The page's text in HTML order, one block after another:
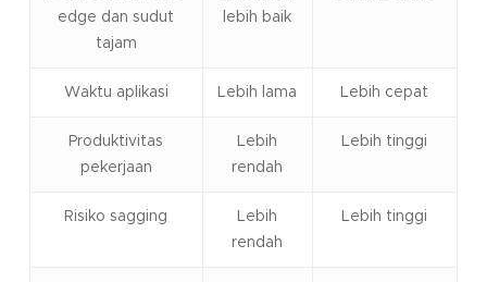
edge dan sudut
tajam
lebih baik
Waktu aplikasi Lebih lama Lebih cepat
Produktivitas
pekerjaan
Lebih
rendah
Lebih tinggi
Risiko sagging
Lebih
rendah
Lebih tinggi